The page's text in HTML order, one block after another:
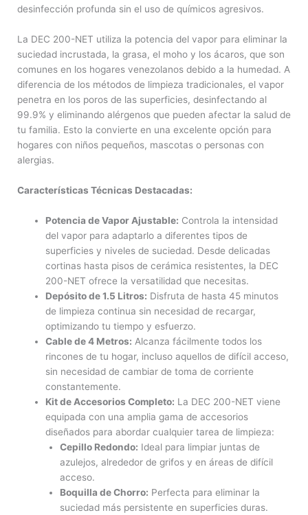
desinfección profunda sin el uso de químicos agresivos.
La DEC 200-NET utiliza la potencia del vapor para eliminar la
suciedad incrustada, la grasa, el moho y los ácaros, que son
comunes en los hogares venezolanos debido a la humedad. A
diferencia de los métodos de limpieza tradicionales, el vapor
penetra en los poros de las superficies, desinfectando al
99.9% y eliminando alérgenos que pueden afectar la salud de
tu familia. Esto la convierte en una excelente opción para
hogares con niños pequeños, mascotas o personas con
alergias.
Características Técnicas Destacadas:
Potencia de Vapor Ajustable: Controla la intensidad
del vapor para adaptarlo a diferentes tipos de
superficies y niveles de suciedad. Desde delicadas
cortinas hasta pisos de cerámica resistentes, la DEC
200-NET ofrece la versatilidad que necesitas.
Depósito de 1.5 Litros: Disfruta de hasta 45 minutos
de limpieza continua sin necesidad de recargar,
optimizando tu tiempo y esfuerzo.
Cable de 4 Metros: Alcanza fácilmente todos los
rincones de tu hogar, incluso aquellos de difícil acceso,
sin necesidad de cambiar de toma de corriente
constantemente.
Kit de Accesorios Completo: La DEC 200-NET viene
equipada con una amplia gama de accesorios
diseñados para abordar cualquier tarea de limpieza:
Cepillo Redondo: Ideal para limpiar juntas de
azulejos, alrededor de grifos y en áreas de difícil
acceso.
Boquilla de Chorro: Perfecta para eliminar la
suciedad más persistente en superficies duras.